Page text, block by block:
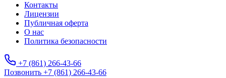
Контакты
Лицензии
Публичная оферта
О нас
Политика безопасности
+7 (861) 266-43-66
Позвонить +7 (861) 266-43-66